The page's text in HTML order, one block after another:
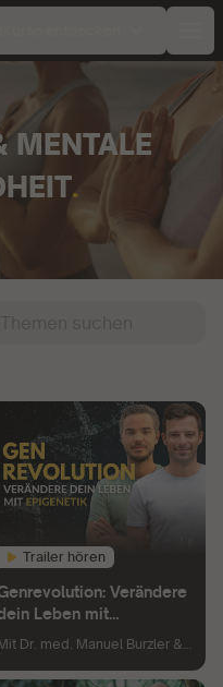
MENTALE
.
Trailer hören
Verändere
Leben mit
Dr. med. Manuel Burzler &